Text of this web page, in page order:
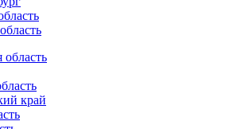
область
край